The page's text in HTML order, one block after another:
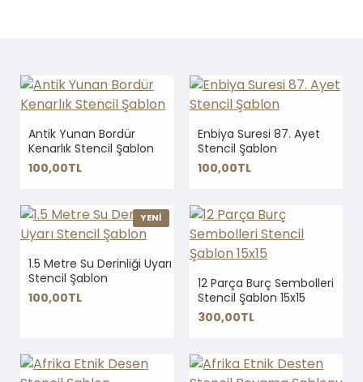
Antik Yunan Bordür
Kenarlık Stencil Şablon
100,00TL
Enbiya Suresi 87. Ayet
Stencil Şablon
100,00TL
YENİ
1.5 Metre Su Derinliği Uyarı
Stencil Şablon
100,00TL
12 Parça Burç Sembolleri
Stencil Şablon 15x15
300,00TL